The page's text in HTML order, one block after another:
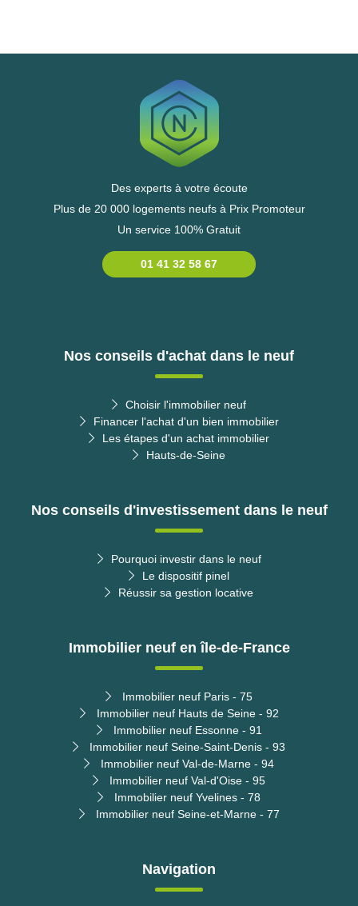
Des experts à votre écoute
Plus de 20 000 logements neufs à Prix Promoteur
Un service 100% Gratuit
01 41 32 58 67
Nos conseils d'achat dans le neuf
Choisir l'immobilier neuf
Financer l'achat d'un bien immobilier
Les étapes d'un achat immobilier
Hauts-de-Seine
Nos conseils d'investissement dans le neuf
Pourquoi investir dans le neuf
Le dispositif pinel
Réussir sa gestion locative
Immobilier neuf en île-de-France
Immobilier neuf Paris - 75
Immobilier neuf Hauts de Seine - 92
Immobilier neuf Essonne - 91
Immobilier neuf Seine-Saint-Denis - 93
Immobilier neuf Val-de-Marne - 94
Immobilier neuf Val-d'Oise - 95
Immobilier neuf Yvelines - 78
Immobilier neuf Seine-et-Marne - 77
Navigation